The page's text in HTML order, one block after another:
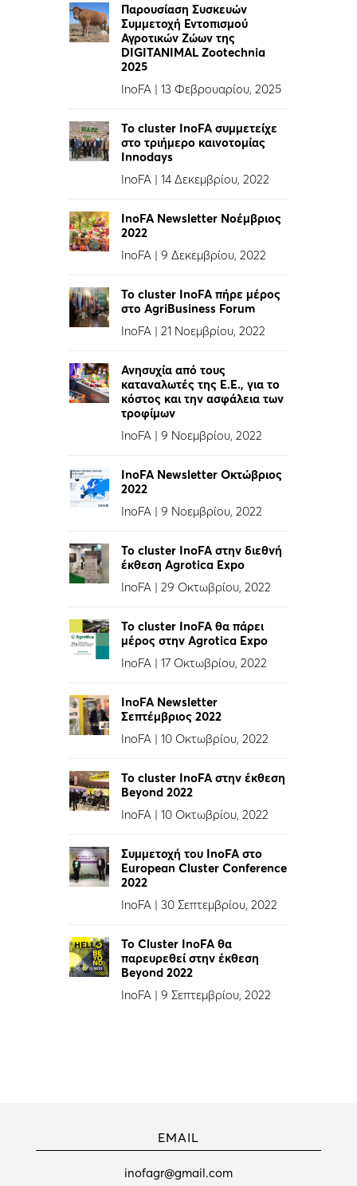
Παρουσίαση Συσκευών
Συμμετοχή Εντοπισμού
Αγροτικών Ζώων της
DIGITANIMAL Zootechnia
2025
InoFA |13 Φεβρουαρίου, 2025
To cluster InoFA συμμετείχε
στο τριήμερο καινοτομίας
Innodays
InoFA |14 Δεκεμβρίου, 2022
InoFA Newsletter Νοέμβριος
2022
InoFA |9 Δεκεμβρίου, 2022
Το cluster InoFA πήρε μέρος
στο AgriBusiness Forum
InoFA |21 Νοεμβρίου, 2022
Ανησυχία από τους
καταναλωτές της Ε.Ε., για το
κόστος και την ασφάλεια των
τροφίμων
InoFA |9 Νοεμβρίου, 2022
InoFA Newsletter Οκτώβριος
2022
InoFA |9 Νοεμβρίου, 2022
Το cluster InoFA στην διεθνή
έκθεση Agrotica Expo
InoFA |29 Οκτωβρίου, 2022
Το cluster InoFA θα πάρει
μέρος στην Agrotica Expo
InoFA |17 Οκτωβρίου, 2022
InoFA Newsletter
Σεπτέμβριος 2022
InoFA |10 Οκτωβρίου, 2022
Το cluster InoFA στην έκθεση
Beyond 2022
InoFA |10 Οκτωβρίου, 2022
Συμμετοχή του InoFA στο
European Cluster Conference
2022
InoFA |30 Σεπτεμβρίου, 2022
Το Cluster InoFA θα
παρευρεθεί στην έκθεση
Beyond 2022
InoFA |9 Σεπτεμβρίου, 2022
EMAIL
inofagr@gmail.com